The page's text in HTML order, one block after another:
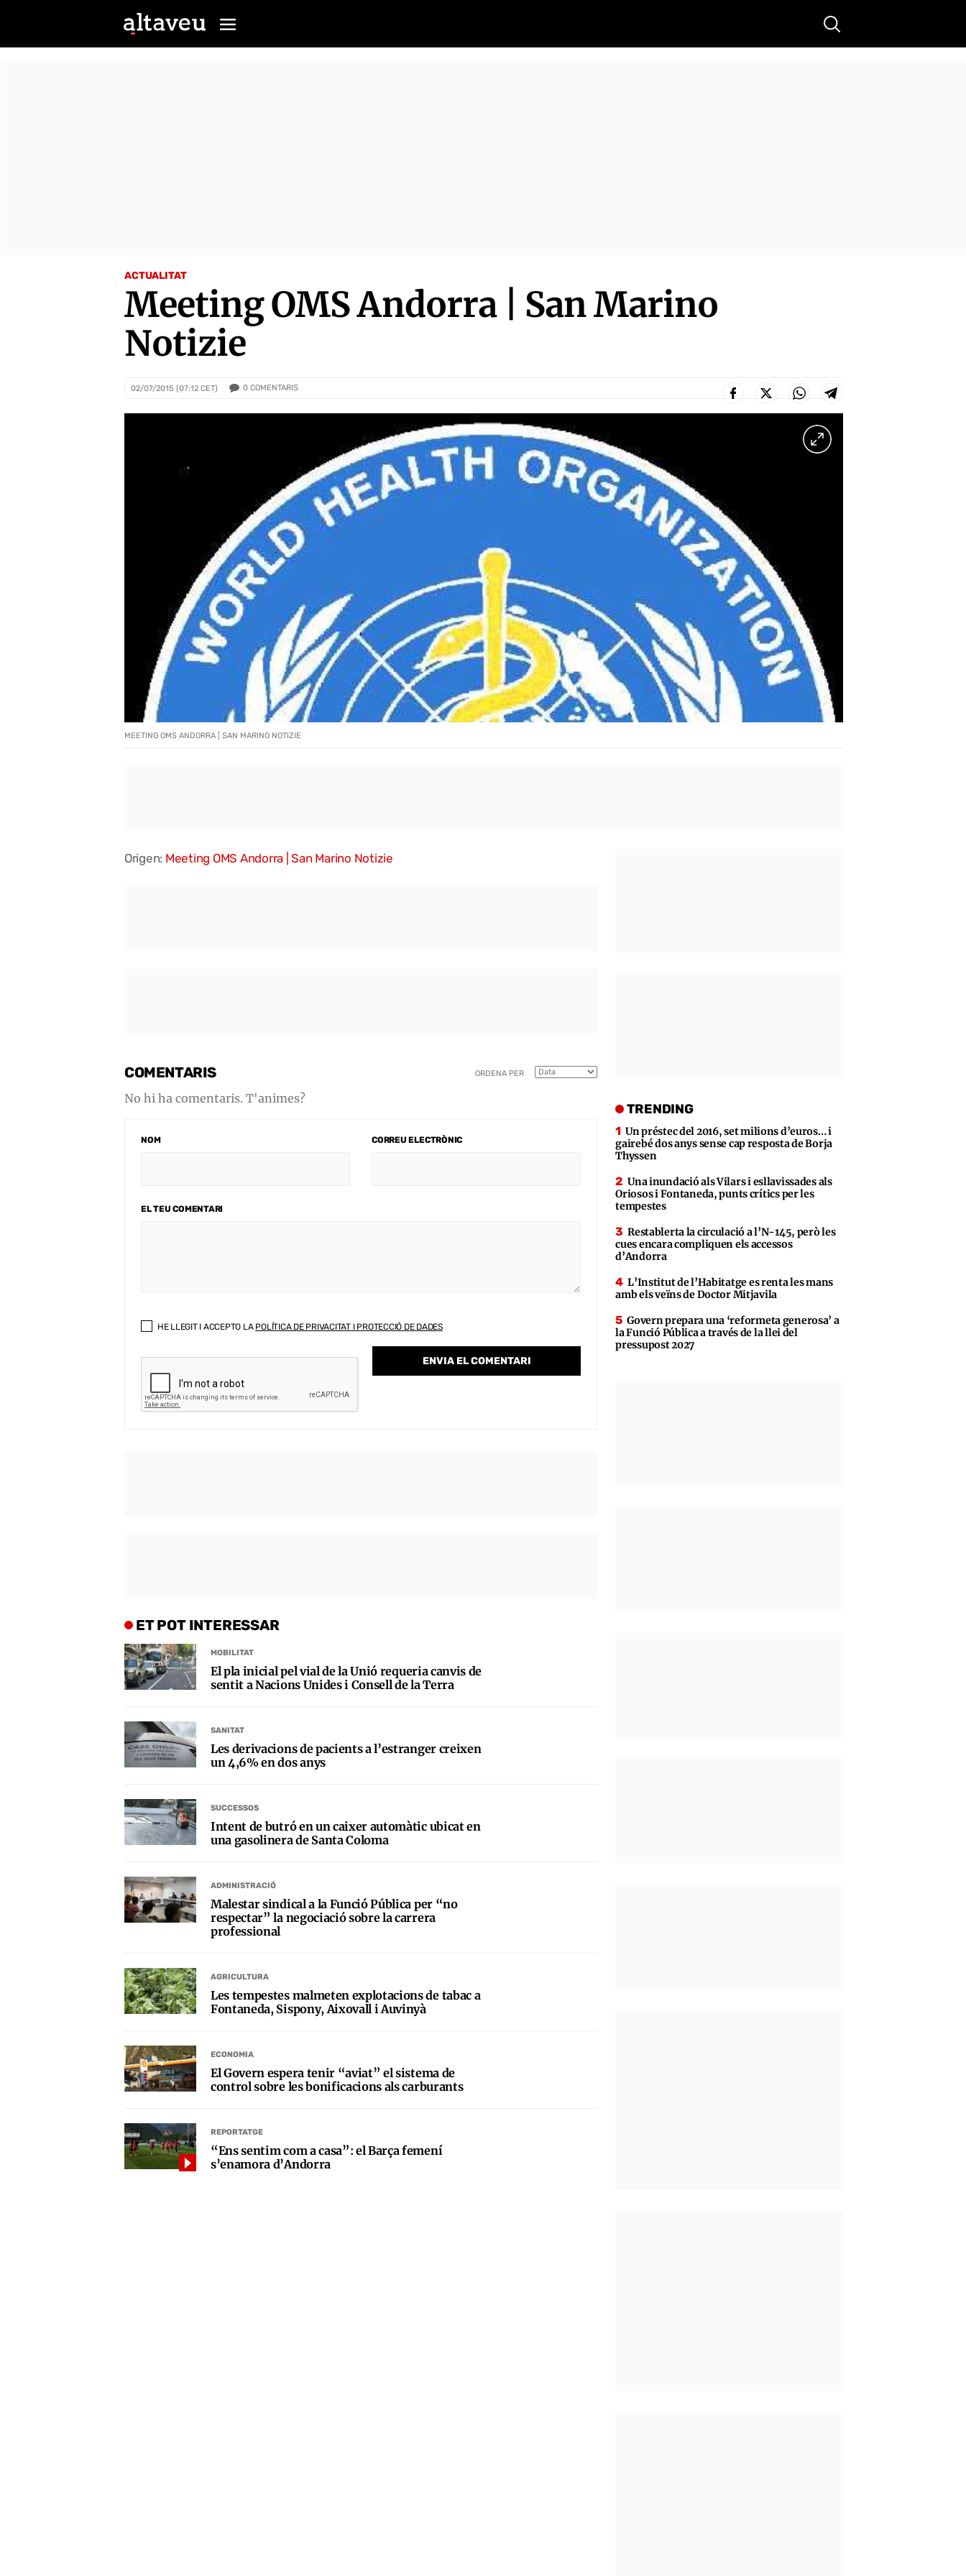
Buscar
ACTUALITAT
Meeting OMS Andorra | San Marino
Notizie
02/07/2015 (07:12 CET) 0 COMENTARIS
MEETING OMS ANDORRA | SAN MARINO NOTIZIE
Origen: Meeting OMS Andorra | San Marino Notizie
COMENTARIS ORDENA PER
No hi ha comentaris. T'animes?
NOM CORREU ELECTRÒNIC
EL TEU COMENTARI
HE LLEGIT I ACCEPTO LA POLÍTICA DE PRIVACITAT I PROTECCIÓ DE DADES
ET POT INTERESSAR
MOBILITAT
El pla inicial pel vial de la Unió requeria canvis de
sentit a Nacions Unides i Consell de la Terra
SANITAT
Les derivacions de pacients a l’estranger creixen
un 4,6% en dos anys
SUCCESSOS
Intent de butró en un caixer automàtic ubicat en
una gasolinera de Santa Coloma
ADMINISTRACIÓ
Malestar sindical a la Funció Pública per “no
respectar” la negociació sobre la carrera
professional
AGRICULTURA
Les tempestes malmeten explotacions de tabac a
Fontaneda, Sispony, Aixovall i Auvinyà
ECONOMIA
El Govern espera tenir “aviat” el sistema de
control sobre les bonificacions als carburants
REPORTATGE
“Ens sentim com a casa”: el Barça femení
s’enamora d’Andorra
TRENDING
Un préstec del 2016, set milions d’euros… i
gairebé dos anys sense cap resposta de Borja
Thyssen
Una inundació als Vilars i esllavissades als
Oriosos i Fontaneda, punts crítics per les
tempestes
Restablerta la circulació a l’N-145, però les
cues encara compliquen els accessos
d’Andorra
L’Institut de l’Habitatge es renta les mans
amb els veïns de Doctor Mitjavila
Govern prepara una ‘reformeta generosa’ a
la Funció Pública a través de la llei del
pressupost 2027